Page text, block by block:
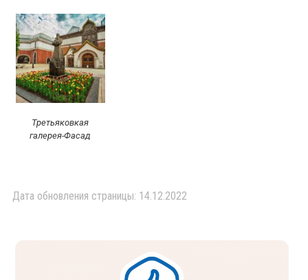
Третьяковкая
галерея-Фасад
Дата обновления страницы: 14.12.2022